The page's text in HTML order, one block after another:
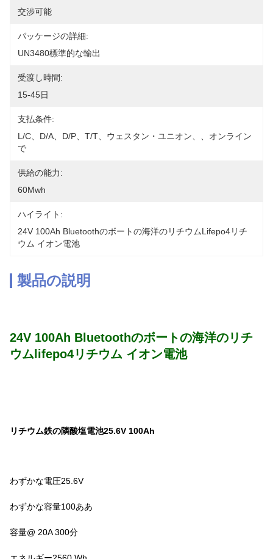
交渉可能
パッケージの詳細:
UN3480標準的な輸出
受渡し時間:
15-45日
支払条件:
L/C、D/A、D/P、T/T、ウェスタン・ユニオン、、オンライン
で
供給の能力:
60Mwh
ハイライト:
24V 100Ah Bluetoothのボートの海洋のリチウムlifepo4リチ
ウム イオン電池
製品の説明
24V 100Ah Bluetoothのボートの海洋のリチ
ウムlifepo4リチウム イオン電池
リチウム鉄の隣酸塩電池25.6V 100Ah
わずかな電圧25.6V
わずかな容量100ああ
容量@ 20A 300分